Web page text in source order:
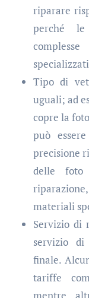
riparare
perché
Tipo di
uguali; ad
copre la
può
precisione
delle foto
materiali
Servizio di
servizio
finale.
tariffe
mentre